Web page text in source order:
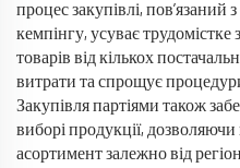
процес закупівлі,
кемпінгу, усуває
товарів від кількох
витрати та спрощує
Закупівля партіями також
виборі продукції,
асортимент залежно від